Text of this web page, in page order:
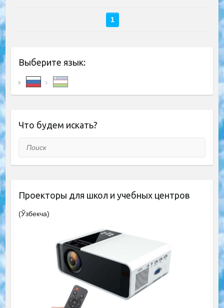
1
Выберите язык:
Что будем искать?
Поиск
Проекторы для школ и учебных центров
(Ўзбекча)